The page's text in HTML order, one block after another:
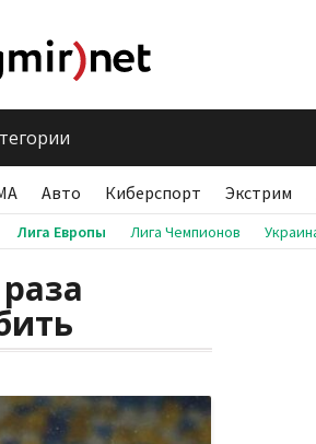
Авто Киберспорт Экстрим
Лига Европы Лига Чемпионов